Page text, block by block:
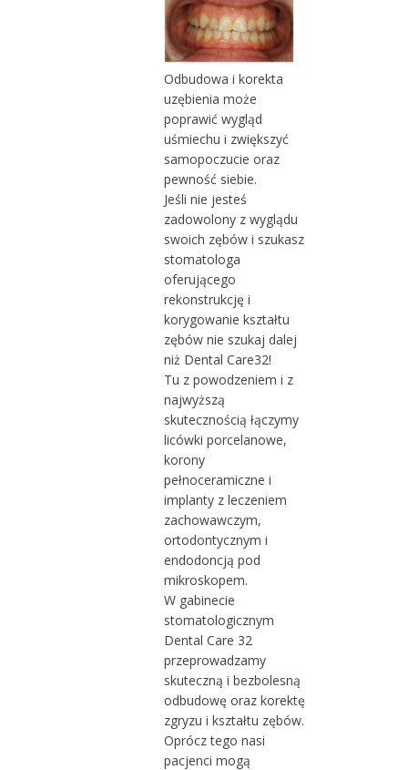
Odbudowa i korekta
uzębienia może
poprawić wygląd
uśmiechu i zwiększyć
samopoczucie oraz
pewność siebie.
Jeśli nie jesteś
zadowolony z wyglądu
swoich zębów i szukasz
stomatologa
oferującego
rekonstrukcję i
korygowanie kształtu
zębów nie szukaj dalej
niż Dental Care32!
Tu z powodzeniem i z
najwyższą
skutecznością łączymy
licówki porcelanowe,
korony
pełnoceramiczne i
implanty z leczeniem
zachowawczym,
ortodontycznym i
endodoncją pod
mikroskopem.
W gabinecie
stomatologicznym
Dental Care 32
przeprowadzamy
skuteczną i bezbolesną
odbudowę oraz korektę
zgryzu i kształtu zębów.
Oprócz tego nasi
pacjenci mogą